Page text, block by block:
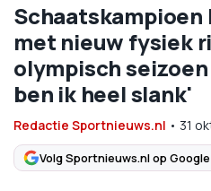
Schaatskampioen
met nieuw fysiek
olympisch
ben ik heel slank'
Redactie Sportnieuws.nl • 31
Volg Sportnieuws.nl op